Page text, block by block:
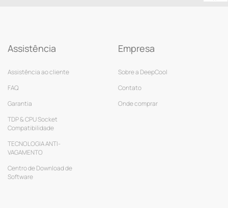
Assistência
Assistência ao cliente
FAQ
Garantia
TDP & CPU Socket
Compatibilidade
TECNOLOGIA ANTI-
VAGAMENTO
Centro de Download de
Software
Empresa
Sobre a DeepCool
Contato
Onde comprar